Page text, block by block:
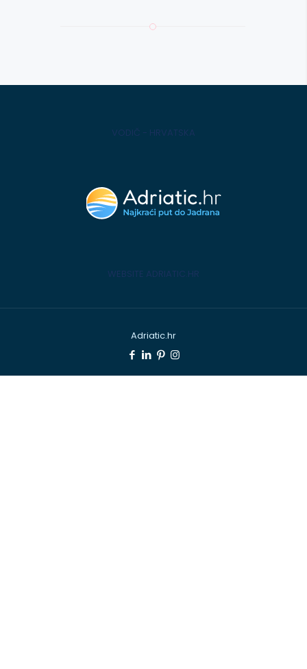
VODIČ - HRVATSKA
WEBSITE ADRIATIC.HR
Adriatic.hr